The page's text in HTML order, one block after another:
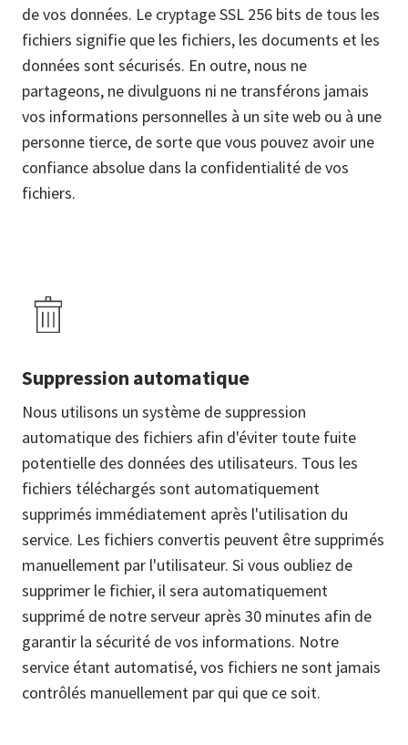
de vos données. Le cryptage SSL 256 bits de tous les
fichiers signifie que les fichiers, les documents et les
données sont sécurisés. En outre, nous ne
partageons, ne divulguons ni ne transférons jamais
vos informations personnelles à un site web ou à une
personne tierce, de sorte que vous pouvez avoir une
confiance absolue dans la confidentialité de vos
fichiers.
Suppression automatique
Nous utilisons un système de suppression
automatique des fichiers afin d'éviter toute fuite
potentielle des données des utilisateurs. Tous les
fichiers téléchargés sont automatiquement
supprimés immédiatement après l'utilisation du
service. Les fichiers convertis peuvent être supprimés
manuellement par l'utilisateur. Si vous oubliez de
supprimer le fichier, il sera automatiquement
supprimé de notre serveur après 30 minutes afin de
garantir la sécurité de vos informations. Notre
service étant automatisé, vos fichiers ne sont jamais
contrôlés manuellement par qui que ce soit.